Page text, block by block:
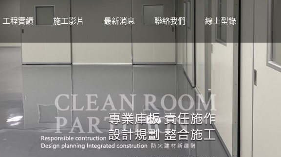
工程實績 施工影片 最新消息 聯絡我們 線上型錄